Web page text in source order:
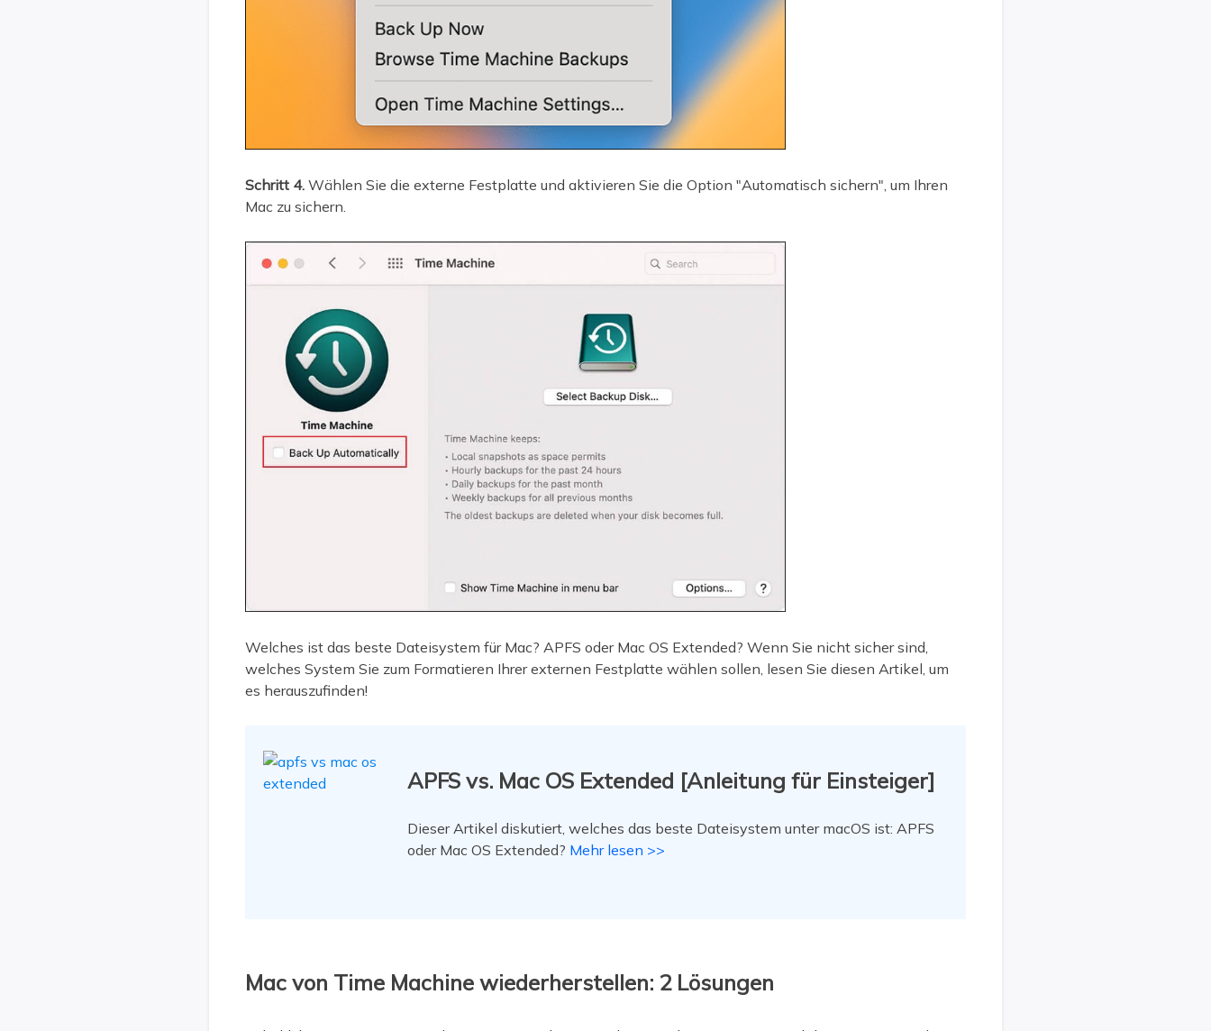
Schritt 4. Wählen Sie die externe Festplatte und aktivieren Sie die Option "Automatisch sichern", um Ihren
Mac zu sichern.
Welches ist das beste Dateisystem für Mac? APFS oder Mac OS Extended? Wenn Sie nicht sicher sind,
welches System Sie zum Formatieren Ihrer externen Festplatte wählen sollen, lesen Sie diesen Artikel, um
es herauszufinden!
APFS vs. Mac OS Extended [Anleitung für Einsteiger]
Dieser Artikel diskutiert, welches das beste Dateisystem unter macOS ist: APFS
oder Mac OS Extended? Mehr lesen >>
Mac von Time Machine wiederherstellen: 2 Lösungen